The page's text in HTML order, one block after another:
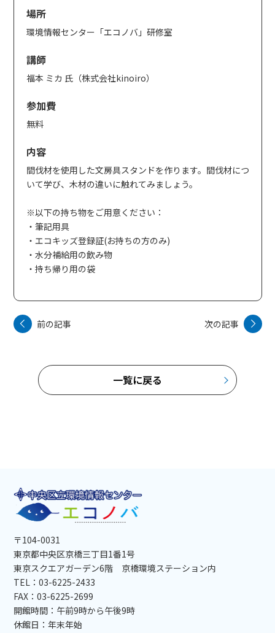
場所
環境情報センター「エコノバ」研修室
講師
福本 ミカ 氏（株式会社kinoiro）
参加費
無料
内容
間伐材を使用した文房具スタンドを作ります。間伐材につ
いて学び、木材の違いに触れてみましょう。
※以下の持ち物をご用意ください：
・筆記用具
・エコキッズ登録証(お持ちの方のみ)
・水分補給用の飲み物
・持ち帰り用の袋
前の記事 次の記事
一覧に戻る
〒104-0031
東京都中央区京橋三丁目1番1号
東京スクエアガーデン6階 京橋環境ステーション内
TEL：03-6225-2433
FAX：03-6225-2699
開館時間：午前9時から午後9時
休館日：年末年始